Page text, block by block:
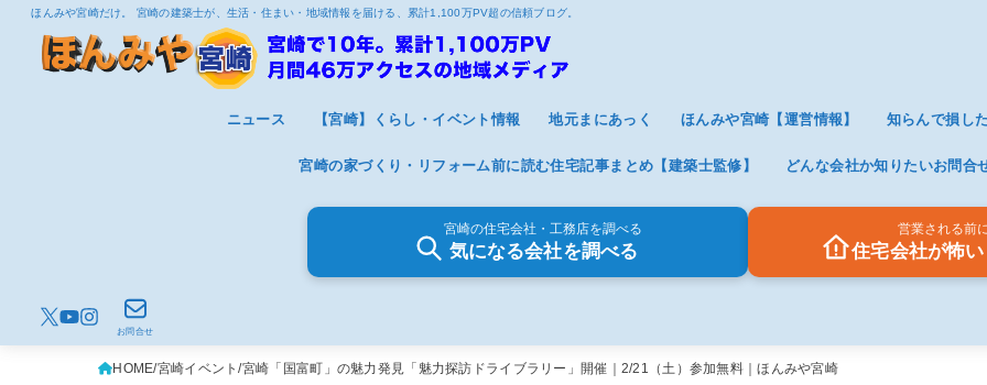
ほんみや宮崎だけ。 宮崎の建築士が、生活・住まい・地域情報を届ける、累計1,100万PV超の信頼ブログ。
ニュース 【宮崎】くらし・イベント情報 地元まにあっく ほんみや宮崎【運営情報】 知らんで損し
宮崎の家づくり・リフォーム前に読む住宅記事まとめ【建築士監修】 どんな会社か知りたいお問合
宮崎の住宅会社・工務店を調べる
気になる会社を調べる
営業される前
住宅会社が怖
お問合せ
HOME 宮崎イベント 宮崎「国富町」の魅力発見「魅力探訪ドライブラリー」開催｜2/21（土）参加無料｜ほんみや宮崎